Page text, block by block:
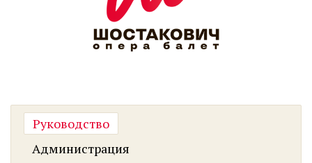
Руководство
Администрация